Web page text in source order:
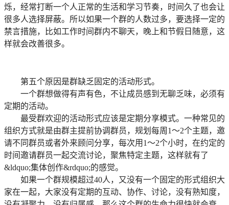
烁，经常打断一个人正常的生活和学习节奏，时间久了也会让
很多人选择屏蔽。所以如果一个群的人数过多，要选择一定的
禁言措施，比如工作时间群内不聊天，晚上和节假日随意，这
样就会改善很多。
第五个原因是群缺乏固定的活动形式。
一个群想做得有声有色，不让成员感到无聊乏味，必须有
定期的活动。
最受群欢迎的活动形式应该是定期分享模式。一种常见的
组织方式就是由群主提前协调群员，规划每周1～2个主题，邀
请不同群员或者外来顾问分享，每次用1～2个小时，在约定的
时间邀请群员一起交流讨论，聚焦特定主题，这样就有了
&ldquo;集体创作&rdquo;的感觉。
如果一个群规模超过40人，又没有一个固定的形式组织大
家在一起，大家没有定期的互动、协作、讨论，没有熟知度，